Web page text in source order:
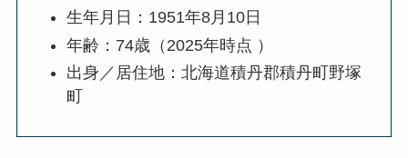
生年月日 ：1951年8月10日
年齢：74歳（2025年時点 ）
出身／居住地：北海道積丹郡積丹町野塚
町